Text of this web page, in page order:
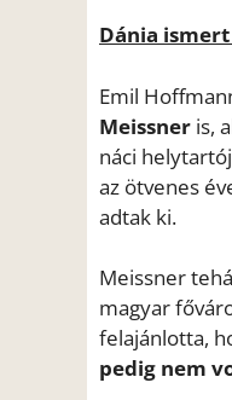
Dánia
Emil
Meissner is,
náci
az ötvenes
adtak ki.
Meissner
magyar
felajánlotta,
pedig nem